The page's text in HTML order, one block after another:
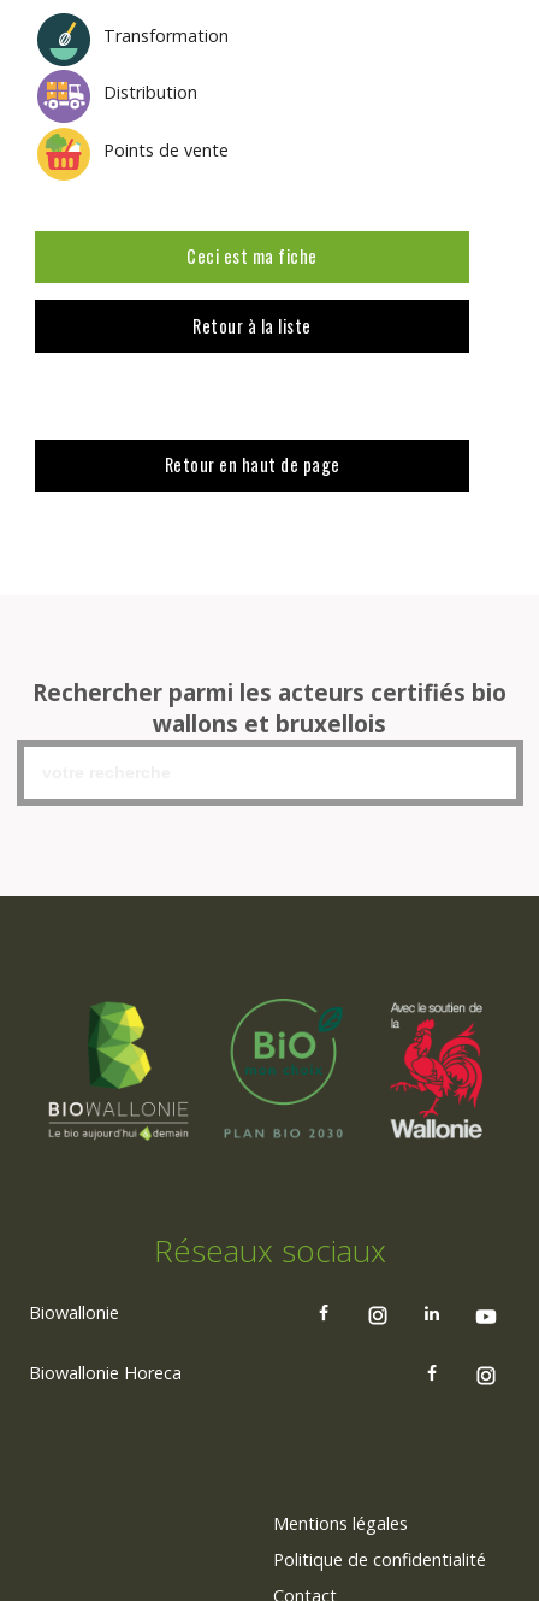
Transformation
Distribution
Points de vente
Ceci est ma fiche
Retour à la liste
Retour en haut de page
Rechercher parmi les acteurs certifiés bio
wallons et bruxellois
Réseaux sociaux
Biowallonie
Biowallonie Horeca
Mentions légales
Politique de confidentialité
Contact